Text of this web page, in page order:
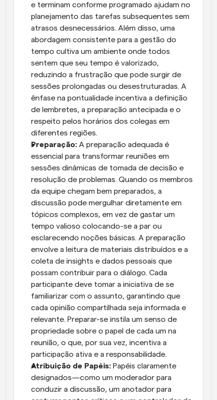
e terminam conforme programado ajudam no
planejamento das tarefas subsequentes sem
atrasos desnecessários. Além disso, uma
abordagem consistente para a gestão do
tempo cultiva um ambiente onde todos
sentem que seu tempo é valorizado,
reduzindo a frustração que pode surgir de
sessões prolongadas ou desestruturadas. A
ênfase na pontualidade incentiva a definição
de lembretes, a preparação antecipada e o
respeito pelos horários dos colegas em
diferentes regiões.
Preparação: A preparação adequada é
essencial para transformar reuniões em
sessões dinâmicas de tomada de decisão e
resolução de problemas. Quando os membros
da equipe chegam bem preparados, a
discussão pode mergulhar diretamente em
tópicos complexos, em vez de gastar um
tempo valioso colocando-se a par ou
esclarecendo noções básicas. A preparação
envolve a leitura de materiais distribuídos e a
coleta de insights e dados pessoais que
possam contribuir para o diálogo. Cada
participante deve tomar a iniciativa de se
familiarizar com o assunto, garantindo que
cada opinião compartilhada seja informada e
relevante. Preparar-se instila um senso de
propriedade sobre o papel de cada um na
reunião, o que, por sua vez, incentiva a
participação ativa e a responsabilidade.
Atribuição de Papéis: Papéis claramente
designados—como um moderador para
conduzir a discussão, um anotador para